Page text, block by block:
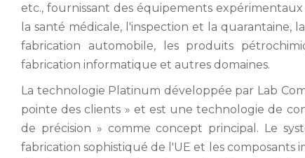
etc., fournissant des équipements
la santé médicale, l'inspection et la quarantaine,
fabrication automobile, les produits
fabrication informatique et autres domaines.
La technologie Platinum développée par Lab
pointe des clients » et est une technologie de
de précision » comme concept principal. Le
fabrication sophistiqué de l'UE et les